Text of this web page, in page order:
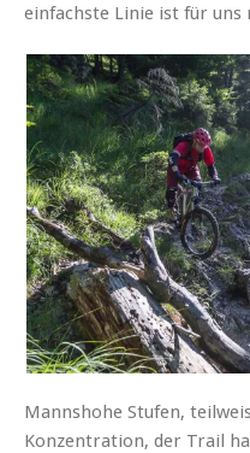
einfachste Linie ist für
Mannshohe Stufen,
Konzentration, der Trail